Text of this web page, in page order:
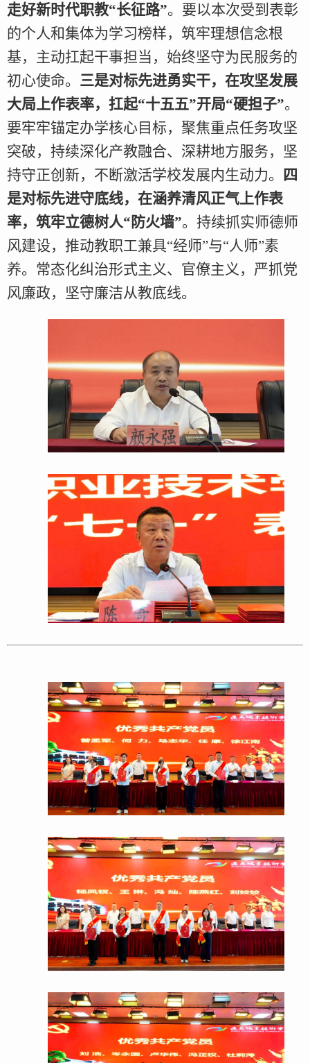
走好新时代职教“长征路”。要以本次受到表彰
的个人和集体为学习榜样，筑牢理想信念根
基，主动扛起干事担当，始终坚守为民服务的
初心使命。 三是对标先进勇实干，在攻坚发展
大局上作表率，扛起“十五五”开局“硬担子”。
要牢牢锚定办学核心目标，聚焦重点任务攻坚
突破，持续深化产教融合、深耕地方服务，坚
持守正创新，不断激活学校发展内生动力。
四
是对标先进守底线，在涵养清风正气上作表
率，筑牢立德树人“防火墙”。持续抓实师德师
风建设，推动教职工兼具“经师”与“人师”素
养。常态化纠治形式主义、官僚主义，严抓党
风廉政，坚守廉洁从教底线。